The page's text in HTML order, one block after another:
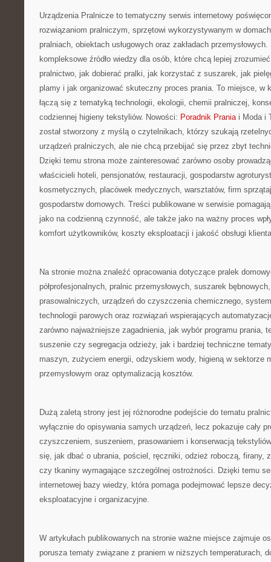
Urządzenia Pralnicze to tematyczny serwis internetowy
rozwiązaniom pralniczym, sprzętowi wykorzystywanym w
pralniach, obiektach usługowych oraz zakładach
kompleksowe źródło wiedzy dla osób, które chcą lepiej
pralnictwo, jak dobierać pralki, jak korzystać z suszarek, jak
plamy i jak organizować skuteczny proces prania. To miejsce, w
łączą się z tematyką technologii, ekologii, chemii pralniczej,
codziennej higieny tekstyliów. Nowości: Poradnik Praniai Moda i
został stworzony z myślą o czytelnikach, którzy szukają
urządzeń pralniczych, ale nie chcą przebijać się przez zbyt
Dzięki temu strona może zainteresować zarówno osoby
właścicieli hoteli, pensjonatów, restauracji, gospodarstw
kosmetycznych, placówek medycznych, warsztatów, firm
gospodarstw domowych. Treści publikowane w serwisie
jako na codzienną czynność, ale także jako na ważny proces
komfort użytkowników, koszty eksploatacji i jakość obsługi
Na stronie można znaleźć opracowania dotyczące pralek
półprofesjonalnych, pralnic przemysłowych, suszarek
prasowalniczych, urządzeń do czyszczenia chemicznego,
technologii parowych oraz rozwiązań wspierających
zarówno najważniejsze zagadnienia, jak wybór programu prania,
suszenie czy segregacja odzieży, jak i bardziej techniczne
maszyn, zużyciem energii, odzyskiem wody, higieną w sektorze
przemysłowym oraz optymalizacją kosztów.
Dużą zaletą strony jest jej różnorodne podejście do tematu
wyłącznie do opisywania samych urządzeń, lecz pokazuje cały
czyszczeniem, suszeniem, prasowaniem i konserwacją
się, jak dbać o ubrania, pościel, ręczniki, odzież roboczą, firany,
czy tkaniny wymagające szczególnej ostrożności. Dzięki temu
internetowej bazy wiedzy, która pomaga podejmować lepsze
eksploatacyjne i organizacyjne.
W artykułach publikowanych na stronie ważne miejsce zajmuje
porusza tematy związane z praniem w niższych temperaturach,